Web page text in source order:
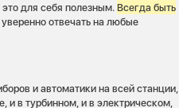
это для себя полезным. Всегда быть
отвечать на любые
и автоматики на всей станции,
и в турбинном, и в электрическом,